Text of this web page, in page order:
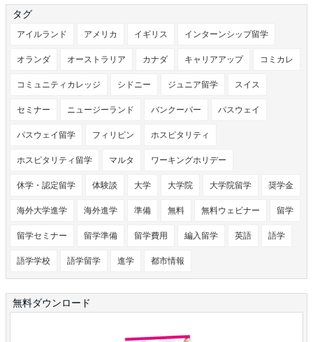
タグ
アイルランド アメリカ イギリス インターンシップ留学
オランダ オーストラリア カナダ キャリアアップ コミカレ
コミュニティカレッジ シドニー ジュニア留学 スイス
セミナー ニュージーランド バンクーバー パスウェイ
パスウェイ留学 フィリピン ホスピタリティ
ホスピタリティ留学 マルタ ワーキングホリデー
休学・認定留学 体験談 大学 大学院 大学院留学 奨学金
海外大学進学 海外進学 準備 無料 無料ウェビナー 留学
留学セミナー 留学準備 留学費用 編入留学 英語 語学
語学学校 語学留学 進学 都市情報
無料ダウンロード